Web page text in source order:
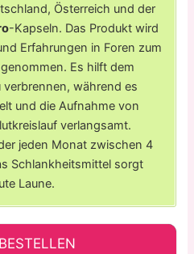
Österreich und der
-Kapseln. Das Produkt wird
Erfahrungen in Foren zum
Es hilft dem
verbrennen, während es
und die Aufnahme von
verlangsamt.
jeden Monat zwischen 4
Schlankheitsmittel sorgt
Laune.